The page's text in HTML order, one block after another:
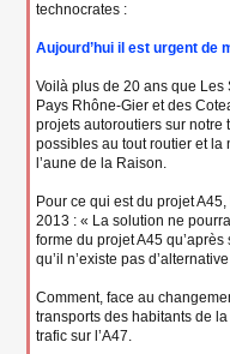
technocrates :
Aujourd’hui il est urgent de
Voilà plus de 20 ans que
Pays Rhône-Gier et des
projets autoroutiers sur notre
possibles au tout routier et la
l’aune de la Raison.
Pour ce qui est du projet
2013 : « La solution ne
forme du projet A45
qu’il n’existe pas
Comment, face au
transports des habitants de
trafic sur l’A47.